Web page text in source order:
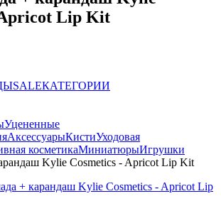
Lip Kit
SALEКАТЕГОРИИ
Уцененные
АксессуарыКистиУходовая
косметикаМиниатюрыИгрушки
Kylie Cosmetics - Apricot Lip Kit